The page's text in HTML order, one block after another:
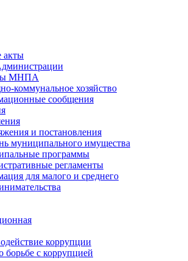
акты
МНПА
коммунальное хозяйство
сообщения
и постановления
муниципального имущества
программы
регламенты
для малого и среднего
коррупции
с коррупцией